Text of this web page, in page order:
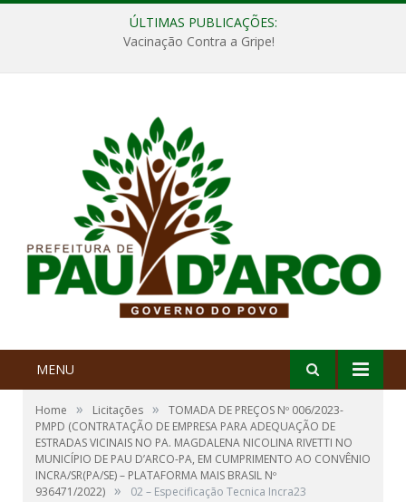
ÚLTIMAS PUBLICAÇÕES:
Vacinação Contra a Gripe!
MENU
Home » Licitações »
TOMADA DE PREÇOS Nº 006/2023-
PMPD (CONTRATAÇÃO DE EMPRESA PARA ADEQUAÇÃO DE
ESTRADAS VICINAIS NO PA. MAGDALENA NICOLINA RIVETTI NO
MUNICÍPIO DE PAU D’ARCO-PA, EM CUMPRIMENTO AO CONVÊNIO
INCRA/SR(PA/SE) – PLATAFORMA MAIS BRASIL Nº
936471/2022) » 02 – Especificação Tecnica Incra23